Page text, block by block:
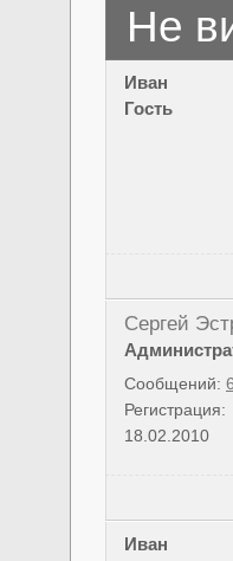
Не
Иван
Гость
Сергей
Сообщений:
Регистрация:
18.02.2010
Иван